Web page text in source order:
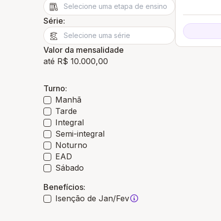
Série:
Valor da mensalidade
até R$ 10.000,00
Turno:
Manhã
Tarde
Integral
Semi-integral
Noturno
EAD
Sábado
Benefícios:
Isenção de Jan/Fev